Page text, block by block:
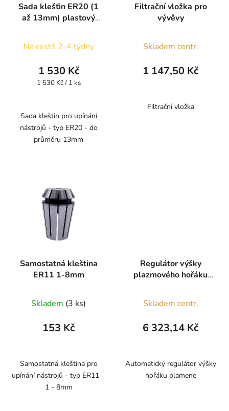
Sada klešťin ER20 (1
až 13mm) plastový
Na cestě 2-4 týdny
1 530 Kč
Měrná
1 530 Kč / 1 ks
Sada kleštin pro upínání
nástrojů - typ ER20 - do
průměru 13mm
Filtrační vložka pro
vývěvy
Skladem centr.
1 147,50 Kč
Filtrační vložka
Samostatná kleština
ER11 1-8mm
Skladem (3 ks)
153 Kč
Samostatná kleština pro
upínání nástrojů - typ ER11
1 - 8mm
Regulátor výšky
plazmového hořáku
Skladem centr.
6 323,14 Kč
Automatický regulátor výšky
hořáku plamene